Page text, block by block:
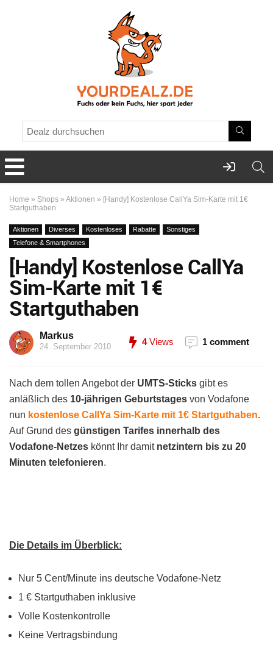
Home » Shops » Aktionen » [Handy] Kostenlose CallYa Sim-Karte mit 1€
Startguthaben
Aktionen Diverses Kostenloses Rabatte
Sonstiges
Telefone & Smartphones
[Handy] Kostenlose CallYa
Sim-Karte mit 1€
Startguthaben
Markus
24. September 2010 4Views 1 comment
Nach dem tollen Angebot der UMTS-Sticks gibt es
anläßlich des 10-jährigen Geburtstages von Vodafone
nun kostenlose CallYa Sim-Karte mit 1€ Startguthaben.
Auf Grund des günstigen Tarifes innerhalb des
Vodafone-Netzes könnt Ihr damitnetzintern bis zu 20
Minuten telefonieren.
Die Details im Überblick:
Nur 5 Cent/Minute ins deutsche Vodafone-Netz
1 € Startguthaben inklusive
Volle Kostenkontrolle
Keine Vertragsbindung